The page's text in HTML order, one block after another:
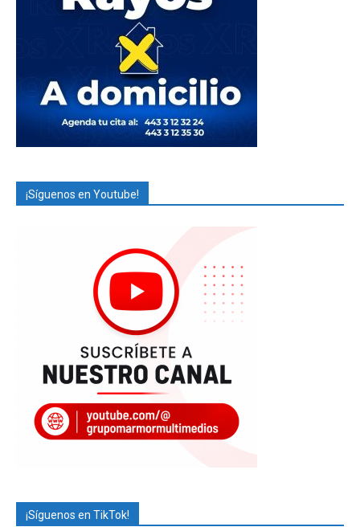
¡Síguenos en Youtube!
¡Síguenos en TikTok!